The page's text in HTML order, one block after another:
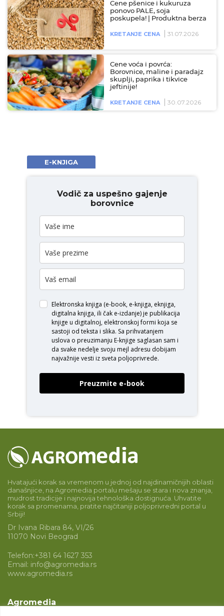
Cene pšenice i kukuruza
ponovo PALE, soja
poskupela! | Produktna berza
KRETANJE CENA 31.07.2026
Cene voća i povrća:
Borovnice, maline i paradajz
skuplji, paprika i tikvice
jeftinije!
KRETANJE CENA 30.07.2026
E-KNJIGA
Vodič za uspešno gajenje
borovnice
Elektronska knjiga (e-book, e-knjiga, eknjiga,
digitalna knjiga, ili čak e-izdanje) je publikacija
knjige u digitalnoj, elektronskoj formi koja se
sastoji od teksta i slika. Sa prihvatanjem
uslova o preuzimanju E-knjige saglasan sam i
da svake nedelje svoju mejl adresu dobijam
najvažnije vesti iz sveta poljoprivrede.
Preuzmite e-book
Hvatajući korak sa vremenom u jednoj od najdinamičnijih oblasti
današnjice, na Agromedia portalu mešaju se stara i nova znanja,
mudrost tradicije i najnovija tehnološka dostignuća. Uhvatite
korak sa promenama, pratite najčitaniji poljoprivredni portal u
Srbiji!
Dr Ivana Ribara 84, VI/26
11070 Novi Beograd
Telefon:+381 64 1627 353
Email: info@agromedia.rs
www.agromedia.rs
Agromedia